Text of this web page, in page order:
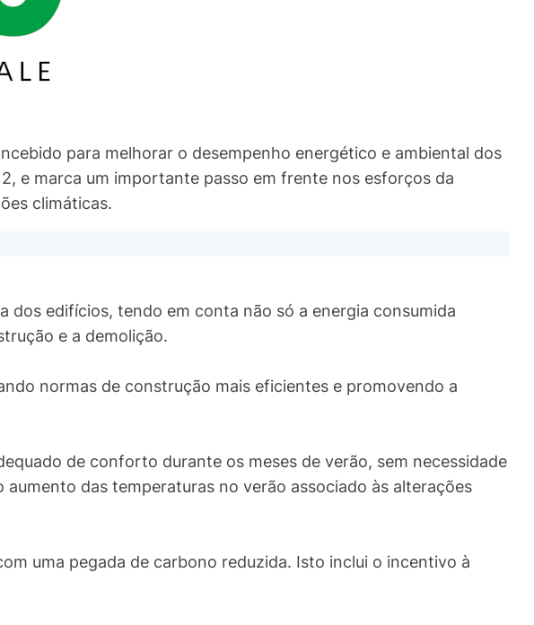
para melhorar o desempenho energético e ambiental dos
e marca um importante passo em frente nos esforços da
climáticas.
dos edifícios, tendo em conta não só a energia consumida
e a demolição.
normas de construção mais eficientes e promovendo a
de conforto durante os meses de verão, sem necessidade
das temperaturas no verão associado às alterações
uma pegada de carbono reduzida. Isto inclui o incentivo à